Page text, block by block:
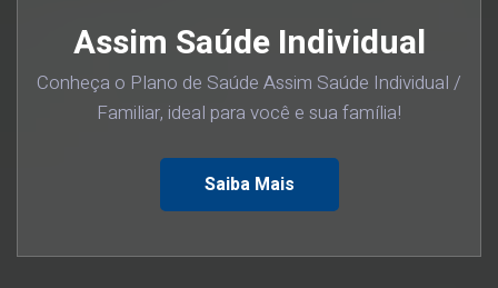
Assim Saúde Individual
Conheça o Plano de Saúde Assim Saúde Individual /
Familiar, ideal para você e sua família!
Saiba Mais